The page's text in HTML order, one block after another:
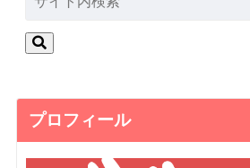
プロフィール